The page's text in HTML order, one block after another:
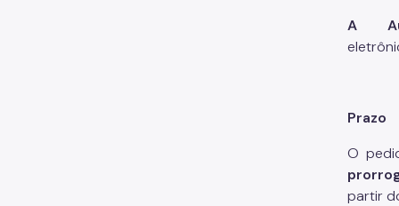
A
Prazo
O
partir